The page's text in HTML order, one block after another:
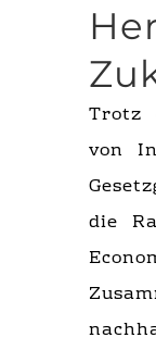
Trotz
von
die